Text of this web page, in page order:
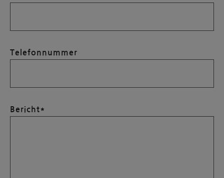
Telefonnummer
Bericht*